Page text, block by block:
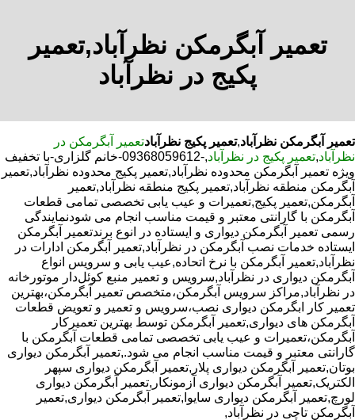
تعمیر آبگرمکن نظرآباد,تعمیر
پکیج در نظرآباد
تعمیر آبگرمکن نظرآباد,تعمیر پکیج نظرآبادتعمیر آبگرمکن در
نظرآباد,تعمیر پکیج در نظرآباد
,-09368059612-خانم گلزاری-با تخفیف
ویژه تعمیر آبگرمکن محدوده نظرآباد,تعمیر پکیج محدوده نظرآباد,تعمیر
آبگرمکن منطقه نظرآباد,تعمیر پکیج منطقه نظرآباد,تعمیر
آبگرمکن,تعمیر پکیج,تعمیرات و عیب یابی تخصصی تمامی قطعات
آبگرمکن با گارانتی معتبر و قیمت مناسب انجام می شودنمایندگی
رسمی تعمیر آبگرمکن دیواری و ایستاده در انوع برندتعمیر آبگرمکن
ایستاده خدمات نصب آبگرمکن در نظرآباد,تعمیر آبگرمکن ادارات در
نظرآباد,تعمیر آبگرمکن با نرخ اتحاده,عیب یابی و سرویس انواع
آبگرمکن دیواری در نظرآباد,سرویس و تعمیر منبع کوئل‌دار موتورخانه
در نظرآباد,مراکز سرویس آبگرمکن،متخصص تعمیر آبگرمکن،بهترین
تعمیر کار ابگرمکن دیواری نصب،سرویس و تعمیر و تعویض قطعات
آبگرمکن های دیواری,تعمیر آبگرمکن توسط بهترین تعمیرکار
آبگرمکن،تعمیرات و عیب یابی تخصصی تمامی قطعات آبگرمکن با
گارانتی معتبر و قیمت مناسب انجام می شود.,تعمیر آبگرمکن دیواری
بوتان,تعمیر آبگرمکن دیواری پلار,تعمیر آبگرمکن دیواری سپهر
الکتریک,تعمیر آبگرمکن دیواری آزمونکار,تعمیر آبگرمکن دیواری
لورچ,تعمیر آبگرمکن دیواری سایوا,تعمیر آبگرمکن دیواری,تعمیر
آبگرمکن تاچی در نظرآباد,